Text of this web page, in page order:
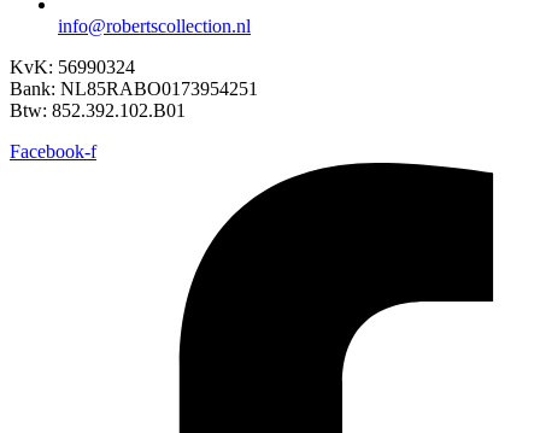
info@robertscollection.nl
KvK: 56990324
Bank: NL85RABO0173954251
Btw: 852.392.102.B01
Facebook-f